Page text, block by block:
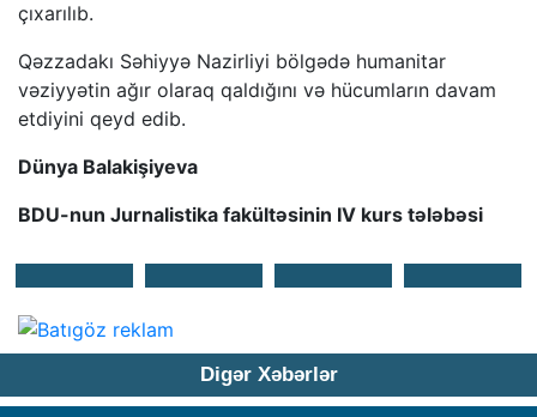
çıxarılıb.
Qəzzadakı Səhiyyə Nazirliyi bölgədə humanitar
vəziyyətin ağır olaraq qaldığını və hücumların davam
etdiyini qeyd edib.
Dünya Balakişiyeva
BDU-nun Jurnalistika fakültəsinin IV kurs tələbəsi
Digər Xəbərlər